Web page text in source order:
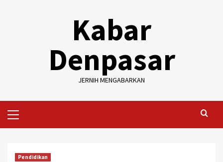
Kabar
Denpasar
JERNIH MENGABARKAN
Menu
Pendidikan